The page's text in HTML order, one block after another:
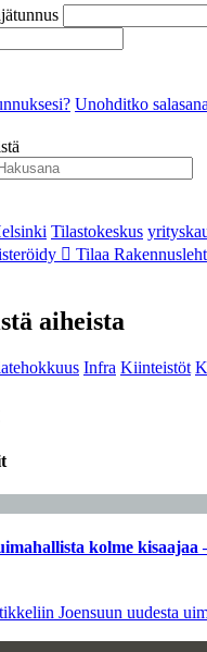
Unohditko
Tilastokeskus
Tilaa
aiheista
Infra Kiinteistöt
kolme kisaajaa
Joensuun uudesta